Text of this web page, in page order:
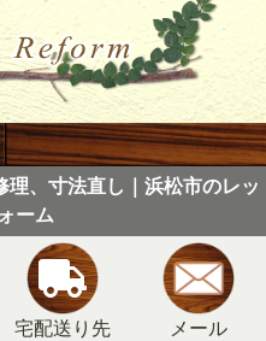
、寸法直し｜浜松市のレッ
ーム
宅配送り先 メール